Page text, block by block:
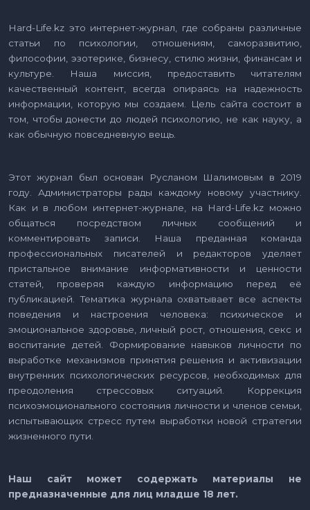
Hard-Life.kz это интернет-журнал, где собраны различные
статьи по психологии, отношениям, саморазвитию,
философии, эзотерике, бизнесу, стилю жизни, финансам и
культуре. Наша миссия, предоставить читателям
качественный контент, всегда опираясь на надежность
информации, которую мы создаем. Цель сайта состоит в
том, чтобы донести до людей психологию, не как науку, а
как обычную повседневную вещь.
Этот журнал был основан Русланом Шалимовым в 2019
году. Администраторы рады каждому новому участнику.
Как и в любом интернет-журнале, на Hard-Life.kz можно
общаться посредством личных сообщений и
комментировать записи. Наша преданная команда
профессиональных писателей и редакторов уделяет
пристальное внимание информативности и ценности
статей, проверяя каждую информацию перед её
публикацией. Тематика журнала охватывает все аспекты
поведения и настроения человека: психическое и
эмоциональное здоровье, личный рост, отношения, секс и
воспитание детей. Формирование навыков личности по
выработке механизмов принятия решения и активизации
внутренних психологических ресурсов, необходимых для
преодоления стрессовых ситуаций. Коррекция
психоэмоционального состояния личности и членов семьи,
испытывающих стресс путем выработки новой стратегии
жизненного пути.
Наш сайт может содержать материалы не
предназначенные для лиц младше 18 лет.